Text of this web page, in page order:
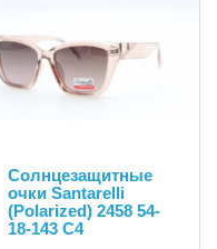
Солнцезащитные
очки Santarelli
(Polarized) 2458 54-
18-143 С4